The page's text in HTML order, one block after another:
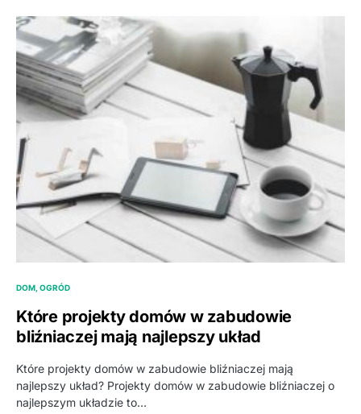
DOM, OGRÓD
Które projekty domów w zabudowie
bliźniaczej mają najlepszy układ
Które projekty domów w zabudowie bliźniaczej mają
najlepszy układ? Projekty domów w zabudowie bliźniaczej o
najlepszym układzie to…